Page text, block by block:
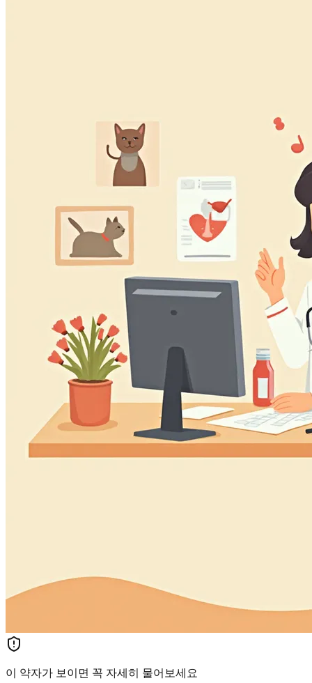
이 약자가 보이면 꼭 자세히 물어보세요